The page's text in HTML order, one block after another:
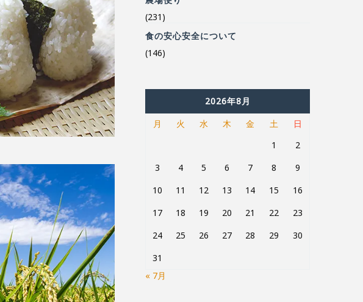
(231)
食の安心安全について
(146)
2026年8月
月
火 水 木 金 土
日
1
2
3
4 5 6 7 8
9
10
11 12 13 14 15
16
17
18 19 20 21 22
23
24
25 26 27 28 29
30
31
« 7月